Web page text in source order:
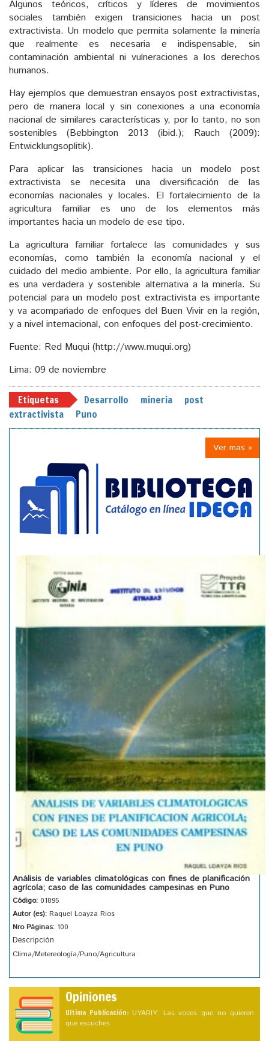
Algunos teóricos, críticos y líderes de movimientos
sociales también exigen transiciones hacia un post
extractivista. Un modelo que permita solamente la minería
que realmente es necesaria e indispensable, sin
contaminación ambiental ni vulneraciones a los derechos
humanos.
Hay ejemplos que demuestran ensayos post extractivistas,
pero de manera local y sin conexiones a una economía
nacional de similares características y, por lo tanto, no son
sostenibles (Bebbington 2013 (ibid.); Rauch (2009):
Entwicklungsoplitik).
Para aplicar las transiciones hacia un modelo post
extractivista se necesita una diversificación de las
economías nacionales y locales. El fortalecimiento de la
agricultura familiar es uno de los elementos más
importantes hacia un modelo de ese tipo.
La agricultura familiar fortalece las comunidades y sus
economías, como también la economía nacional y el
cuidado del medio ambiente. Por ello, la agricultura familiar
es una verdadera y sostenible alternativa a la minería. Su
potencial para un modelo post extractivista es importante
y va acompañado de enfoques del Buen Vivir en la región,
y a nivel internacional, con enfoques del post-crecimiento.
Fuente: Red Muqui (http://www.muqui.org)
Lima: 09 de noviembre
Etiquetas Desarrollo mineria
post
extractivista
Puno
Ver mas »
Análisis de variables climatológicas con fines de planificación
agrícola; caso de las comunidades campesinas en Puno
Código: 01895
Autor (es): Raquel Loayza Rios
Nro Páginas: 100
Descripción
Clima/Metereología/Puno/Agricultura
Opiniones
Ultima Publicación: UYARIY: Las voces que no quieren
que escuches